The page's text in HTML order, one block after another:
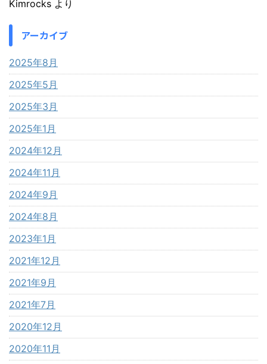
Kimrocks より
アーカイブ
2025年8月
2025年5月
2025年3月
2025年1月
2024年12月
2024年11月
2024年9月
2024年8月
2023年1月
2021年12月
2021年9月
2021年7月
2020年12月
2020年11月